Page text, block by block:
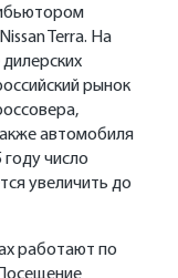
Terra. На
рынок
автомобиля
году число
увеличить до
работают по